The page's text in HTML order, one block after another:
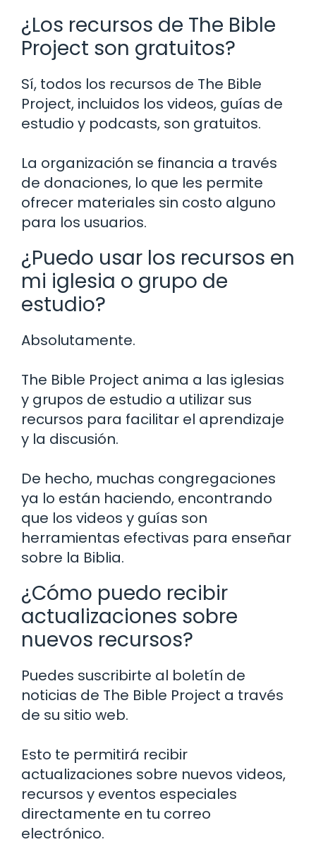
¿Los recursos de The Bible
Project son gratuitos?
Sí, todos los recursos de The Bible
Project, incluidos los videos, guías de
estudio y podcasts, son gratuitos.
La organización se financia a través
de donaciones, lo que les permite
ofrecer materiales sin costo alguno
para los usuarios.
¿Puedo usar los recursos en
mi iglesia o grupo de
estudio?
Absolutamente.
The Bible Project anima a las iglesias
y grupos de estudio a utilizar sus
recursos para facilitar el aprendizaje
y la discusión.
De hecho, muchas congregaciones
ya lo están haciendo, encontrando
que los videos y guías son
herramientas efectivas para enseñar
sobre la Biblia.
¿Cómo puedo recibir
actualizaciones sobre
nuevos recursos?
Puedes suscribirte al boletín de
noticias de The Bible Project a través
de su sitio web.
Esto te permitirá recibir
actualizaciones sobre nuevos videos,
recursos y eventos especiales
directamente en tu correo
electrónico.